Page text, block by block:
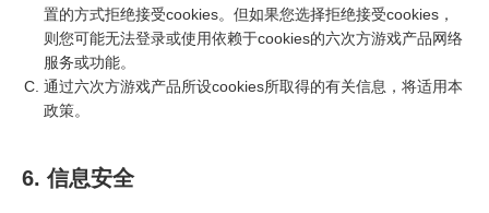
置的方式拒绝接受cookies。但如果您选择拒绝接受cookies，
则您可能无法登录或使用依赖于cookies的六次方游戏产品网络
服务或功能。
通过六次方游戏产品所设cookies所取得的有关信息，将适用本
政策。
6. 信息安全